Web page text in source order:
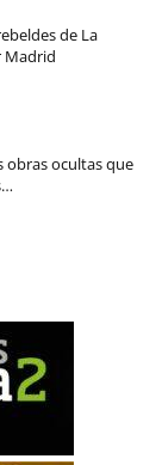
de La
Madrid
obras ocultas que